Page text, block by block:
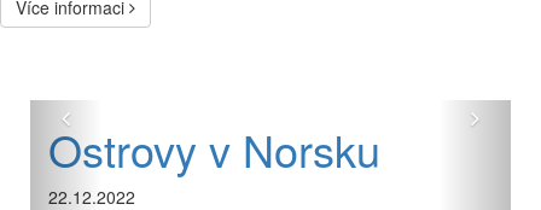
Více informaci
Ostrovy v Norsku
22.12.2022
Předchozí Další